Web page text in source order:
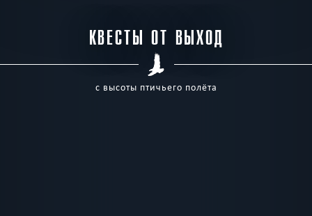
КВЕСТЫ ОТ ВЫХОД
с высоты птичьего полёта